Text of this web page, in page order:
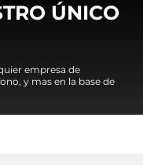
ÚNICO
empresa de
y mas en la base de